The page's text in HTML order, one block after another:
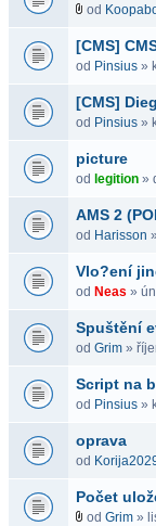
od
[CMS]
od Pinsius »
[CMS]
od Pinsius »
picture
od legition »
AMS 2
od Harisson
Vlo?ení
od Neas »
Spuštění
od Grim »
Script na
od Pinsius »
oprava
od
Počet
od Grim »